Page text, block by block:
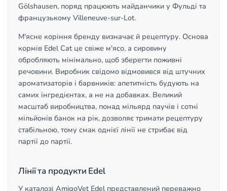
Gölshausen, поряд працюють майданчики у Фульді та
французькому Villeneuve-sur-Lot.
М'ясне коріння бренду визначає й рецептуру. Основа
кормів Edel Cat це свіже м'ясо, а сировину
обробляють мінімально, щоб зберегти поживні
речовини. Виробник свідомо відмовився від штучних
ароматизаторів і барвників: апетитність будують на
самих інгредієнтах, а не на добавках. Великий
масштаб виробництва, понад мільярд паучів і сотні
мільйонів банок на рік, дозволяє тримати рецептуру
стабільною, тому смак однієї лінії не стрибає від
партії до партії.
Лінії та продукти Edel
У каталозі AmigoVet Edel представлений переважно